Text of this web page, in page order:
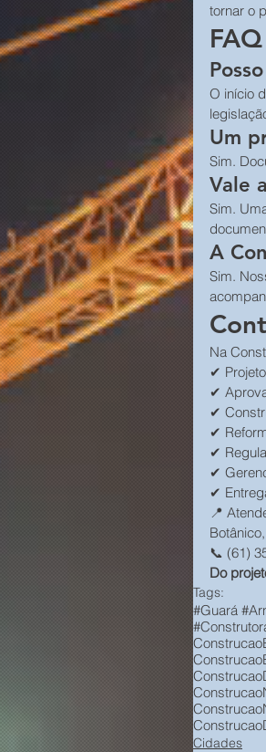
tornar o
O início
Um
Sim.
Vale
Sim.
A
Sim.
Na
✔
✔
✔
✔
✔
✔
✔
📍
📞 (61)
Do
Tags:
#Guará
Cidades